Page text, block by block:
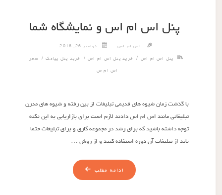
پنل اس ام اس و نمایشگاه شما
اس ام اس نوامبر 26, 2016
پنل اس ام اس/ خرید پنل اس ام اس / خرید پنل پیامک/ سحر
اس ام س
با گذشت زمان شیوه های قدیمی تبلیغات از بین رفته و شیوه های مدرن
تبلیغاتی مانند اس ام اس دادند لازم است برای بازاریابی به این نکته
توجه داشته باشید که برای رشد در مجموعه کاری و برای تبلیغات حتما
باید از تبلیغات آن دوره استفاده کنید و از روش …
ادامه مطلب